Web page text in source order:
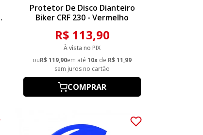
Protetor De Disco Dianteiro
Biker CRF 230 - Vermelho
R$ 113,90
À vista no PIX
ouR$ 119,90em até10x de R$ 11,99
sem juros no cartão
COMPRAR